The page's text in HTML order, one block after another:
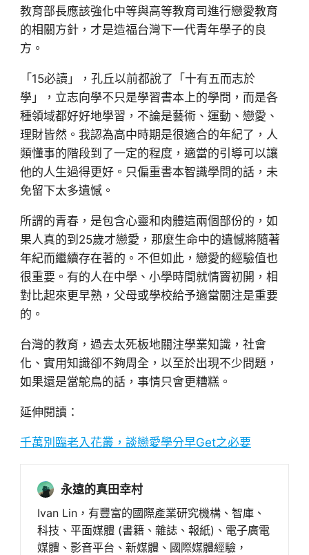
教育部長應該強化中等與高等教育司進行戀愛教育
的相關方針，才是造福台灣下一代青年學子的良
方。
「15必讀」，孔丘以前都說了「十有五而志於
學」，立志向學不只是學習書本上的學問，而是各
種領域都好好地學習，不論是藝術、運動、戀愛、
理財皆然。我認為高中時期是很適合的年紀了，人
類懂事的階段到了一定的程度，適當的引導可以讓
他的人生過得更好。只偏重書本智識學問的話，未
免留下太多遺憾。
所謂的青春，是包含心靈和肉體這兩個部份的，如
果人真的到25歲才戀愛，那麼生命中的遺憾將隨著
年紀而繼續存在著的。不但如此，戀愛的經驗值也
很重要。有的人在中學、小學時間就情竇初開，相
對比起來更早熟，父母或學校給予適當關注是重要
的。
台灣的教育，過去太死板地關注學業知識，社會
化、實用知識卻不夠周全，以至於出現不少問題，
如果還是當鴕鳥的話，事情只會更糟糕。
延伸閱讀：
千萬別臨老入花叢，談戀愛學分早Get之必要
永遠的真田幸村
Ivan Lin，有豐富的國際產業研究機構、智庫、
科技、平面媒體 (書籍、雜誌、報紙)、電子廣電
媒體、影音平台、新媒體、國際媒體經驗，